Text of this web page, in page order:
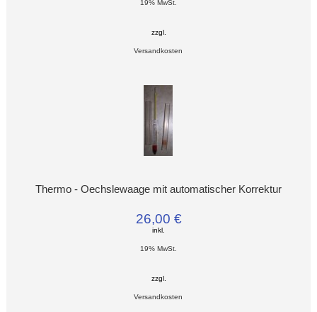
19% MwSt.
zzgl.
Versandkosten
Thermo - Oechslewaage mit automatischer Korrektur
26,00 €
inkl.
19% MwSt.
zzgl.
Versandkosten